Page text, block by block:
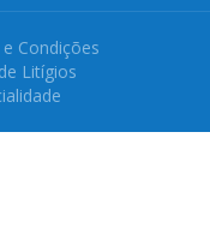
Condições
Litígios